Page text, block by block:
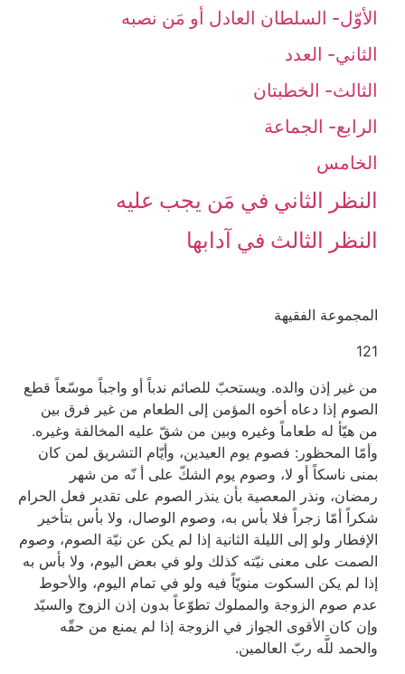
الأوّل- السلطان العادل أو مَن نصبه‏
الثاني- العدد
الثالث- الخطبتان‏
الرابع- الجماعة
الخامس
النظر الثاني ‏في مَن يجب عليه‏
النظر الثالث ‏في آدابها
المجموعة الفقيهة
121
من غير إذن والده. ويستحبّ للصائم ندباً أو واجباً موسّعاً قطع
الصوم إذا دعاه أخوه المؤمن إلى الطعام من غير فرق بين
من هيّأ له طعاماً وغيره وبين من شقّ عليه المخالفة وغيره.
وأمّا المحظور: فصوم يوم العيدين، وأيّام التشريق لمن كان
بمنى ناسكاً أو لا، وصوم يوم الشكّ على أ نّه من شهر
رمضان، ونذر المعصية بأن ينذر الصوم على تقدير فعل الحرام
شكراً أمّا زجراً فلا بأس به، وصوم الوصال، ولا بأس بتأخير
الإفطار ولو إلى الليلة الثانية إذا لم يكن عن نيّة الصوم، وصوم
الصمت على معنى نيّته كذلك ولو في بعض اليوم، ولا بأس به
إذا لم يكن السكوت منويّاً فيه ولو في تمام اليوم، والأحوط
عدم صوم الزوجة والمملوك تطوّعاً بدون إذن الزوج والسيّد
وإن كان الأقوى الجواز في الزوجة إذا لم يمنع من حقّه
والحمد للَّه ربّ العالمين.